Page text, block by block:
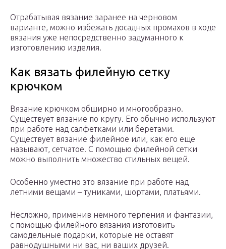
Отрабатывая вязание заранее на черновом
варианте, можно избежать досадных промахов в ходе
вязания уже непосредственно задуманного к
изготовлению изделия.
Как вязать филейную сетку
крючком
Вязание крючком обширно и многообразно.
Существует вязание по кругу. Его обычно используют
при работе над салфетками или беретами.
Существует вязание филейное или, как его еще
называют, сетчатое. С помощью филейной сетки
можно выполнить множество стильных вещей.
Особенно уместно это вязание при работе над
летними вещами – туниками, шортами, платьями.
Несложно, применив немного терпения и фантазии,
с помощью филейного вязания изготовить
самодельные подарки, которые не оставят
равнодушными ни вас, ни ваших друзей.